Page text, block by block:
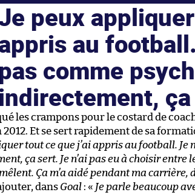
peux
au
comme
les crampons pour le costard de
2012. Et se sert rapidement de sa
tout ce que j’ai appris au football. Je
ça sert. Je n’ai pas eu à choisir entre
Ça m’a aidé pendant ma carrière,
dans Goal : « Je parle beaucoup